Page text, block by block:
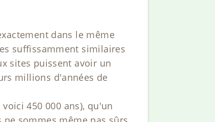
dans le même
suffissamment similaires
sites puissent avoir un
millions d'années de
450 000 ans), qu'un